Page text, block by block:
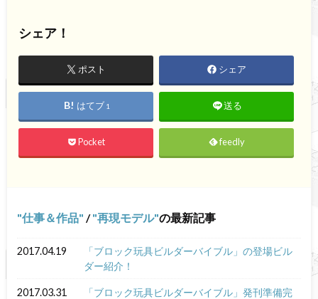
シェア！
ポスト シェア
はてブ 1 送る
Pocket feedly
仕事＆作品 / 再現モデル の最新記事
2017.04.19
「ブロック玩具ビルダーバイブル」の登場ビル
ダー紹介！
2017.03.31
「ブロック玩具ビルダーバイブル」発刊準備完